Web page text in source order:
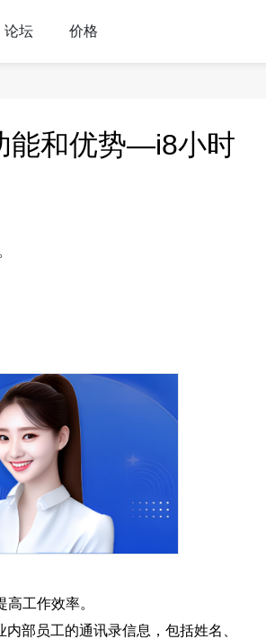
论坛 价格
能和优势—i8小时
工作效率。
部员工的通讯录信息，包括姓名、